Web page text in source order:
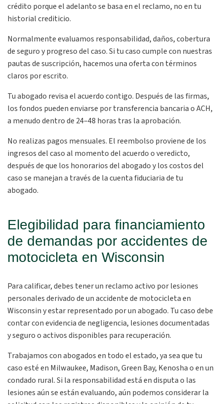
crédito porque el adelanto se basa en el reclamo, no en tu
historial crediticio.
Normalmente evaluamos responsabilidad, daños, cobertura
de seguro y progreso del caso. Si tu caso cumple con nuestras
pautas de suscripción, hacemos una oferta con términos
claros por escrito.
Tu abogado revisa el acuerdo contigo. Después de las firmas,
los fondos pueden enviarse por transferencia bancaria o ACH,
a menudo dentro de 24–48 horas tras la aprobación.
No realizas pagos mensuales. El reembolso proviene de los
ingresos del caso al momento del acuerdo o veredicto,
después de que los honorarios del abogado y los costos del
caso se manejan a través de la cuenta fiduciaria de tu
abogado.
Elegibilidad para financiamiento
de demandas por accidentes de
motocicleta en Wisconsin
Para calificar, debes tener un reclamo activo por lesiones
personales derivado de un accidente de motocicleta en
Wisconsin y estar representado por un abogado. Tu caso debe
contar con evidencia de negligencia, lesiones documentadas
y seguro o activos disponibles para recuperación.
Trabajamos con abogados en todo el estado, ya sea que tu
caso esté en Milwaukee, Madison, Green Bay, Kenosha o en un
condado rural. Si la responsabilidad está en disputa o las
lesiones aún se están evaluando, aún podemos considerar la